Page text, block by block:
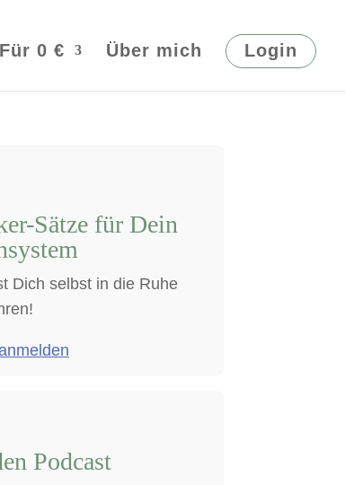
Für 0 € Über mich Login
Sätze für Dein
Dich selbst in die Ruhe
Podcast